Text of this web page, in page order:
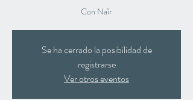
Con Naïr
Se ha cerrado la posibilidad de
registrarse
Ver otros eventos